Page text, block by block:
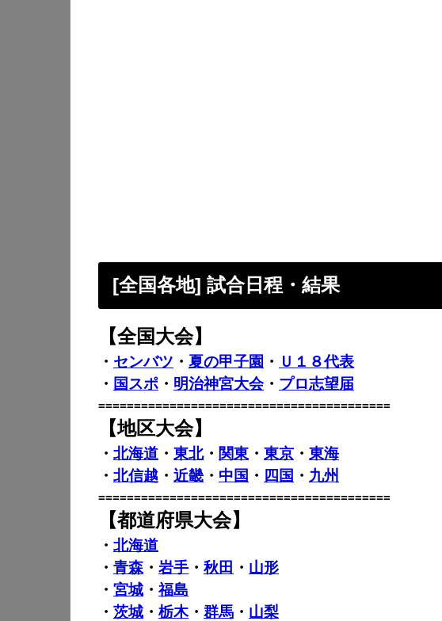
[全国各地] 試合日程・結果
【全国大会】
・ センバツ ・ 夏の甲子園 ・ Ｕ１８代表
・ 国スポ ・ 明治神宮大会・ プロ志望届
=========================================
【地区大会】
・ 北海道 ・ 東北・ 関東 ・ 東京 ・ 東海
・ 北信越 ・ 近畿 ・ 中国 ・ 四国 ・ 九州
=========================================
【都道府県大会】
・ 北海道
・ 青森 ・ 岩手 ・ 秋田 ・ 山形
・ 宮城 ・福島
・ 茨城 ・ 栃木・ 群馬 ・ 山梨